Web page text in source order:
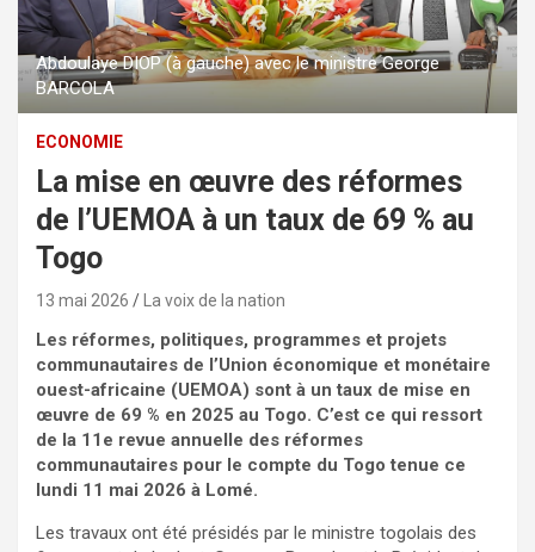
Abdoulaye DIOP (à gauche) avec le ministre George
BARCOLA
ECONOMIE
La mise en œuvre des réformes
de l’UEMOA à un taux de 69 % au
Togo
13 mai 2026 La voix de la nation
Les réformes, politiques, programmes et projets
communautaires de l’Union économique et monétaire
ouest-africaine (UEMOA) sont à un taux de mise en
œuvre de 69 % en 2025 au Togo. C’est ce qui ressort
de la 11e revue annuelle des réformes
communautaires pour le compte du Togo tenue ce
lundi 11 mai 2026 à Lomé.
Les travaux ont été présidés par le ministre togolais des